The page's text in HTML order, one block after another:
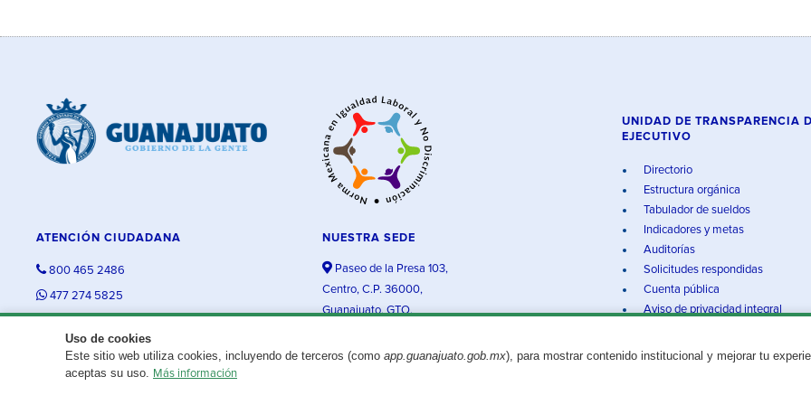
Uso de cookies
Este sitio web utiliza cookies, incluyendo de terceros (como app.guanajuato.gob.mx), para mostrar contenido institucional y mejorar tu
aceptas su uso. Más información
ATENCIÓN CIUDADANA
800 465 2486
477 274 5825
NUESTRA SEDE
Paseo de la Presa 103,
Centro, C.P. 36000,
Guanajuato, GTO.
UNIDAD DE TRANSPARENCIA
EJECUTIVO
Directorio
Estructura orgánica
Tabulador de sueldos
Indicadores y metas
Auditorías
Solicitudes respondidas
Cuenta pública
Aviso de privacidad integral
¿Existe algún problema con esta página?Repórtalo aquí. Aviso legal© 2025 Gobierno del Estado de Guanajuato